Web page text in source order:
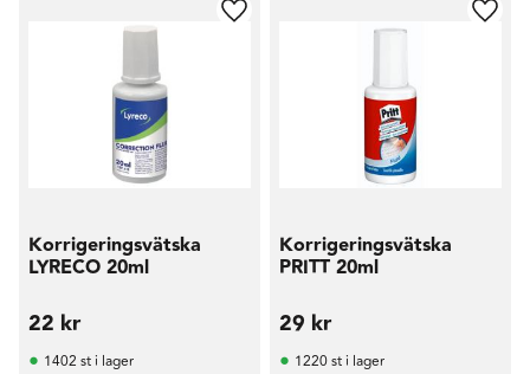
Korrigeringsvätska
LYRECO 20ml
22 kr
Lägg till i favoriter
1402 st i lager
Korrigeringsvätska
PRITT 20ml
29 kr
1220 st i lager